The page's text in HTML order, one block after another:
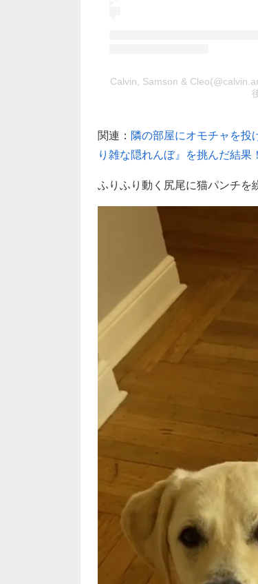
Calvin, Samson &
関連： 隣の部屋にオモチャを
り雑な隠れんぼ』を挑んだ結果
ふりふり動く尻尾に猫パンチを